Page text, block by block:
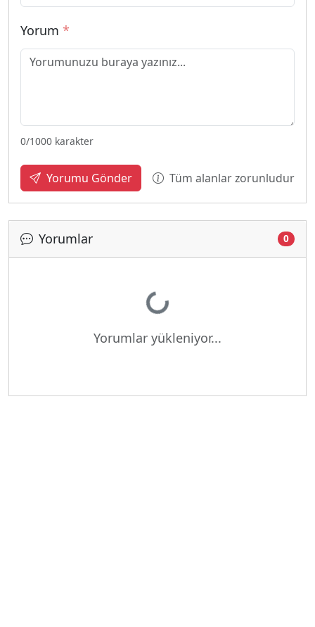
Yorum *
0/1000 karakter
Yorumu Gönder Tüm alanlar zorunludur
Yorumlar 0
Yükleniyor...
Yorumlar yükleniyor...